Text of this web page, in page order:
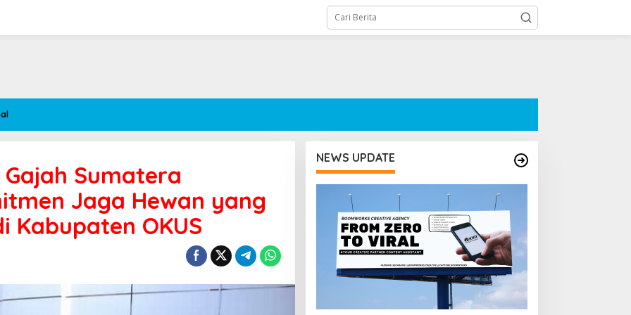
Sumatera
Jaga Hewan yang
OKUS
NEWS UPDATE